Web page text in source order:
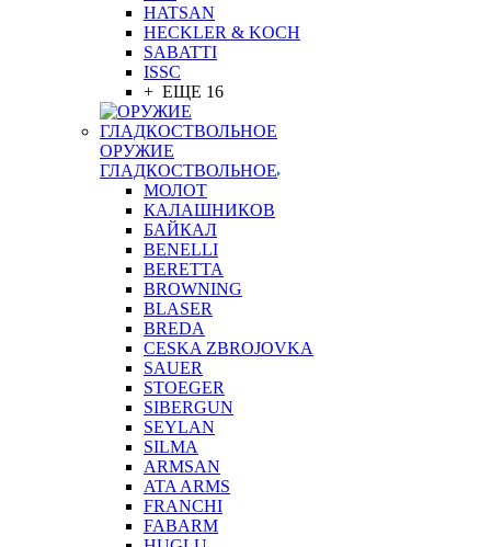
HATSAN
HECKLER & KOCH
SABATTI
ISSC
+ ЕЩЕ 16
ОРУЖИЕ
ГЛАДКОСТВОЛЬНОЕ
МОЛОТ
КАЛАШНИКОВ
БАЙКАЛ
BENELLI
BERETTA
BROWNING
BLASER
BREDA
CESKA ZBROJOVKA
SAUER
STOEGER
SIBERGUN
SEYLAN
SILMA
ARMSAN
ATA ARMS
FRANCHI
FABARM